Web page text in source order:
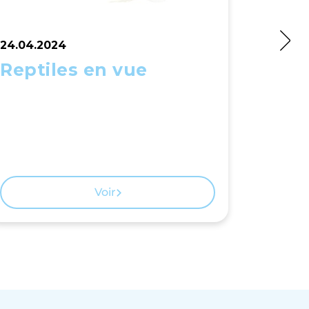
24.04.2024
Reptiles en vue
Voir